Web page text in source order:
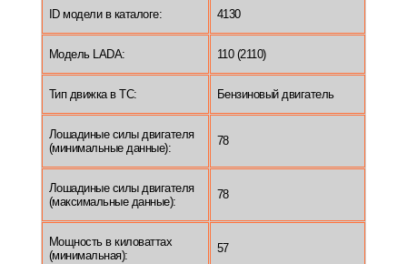
ID модели в каталоге: 4130
Модель LADA: 110 (2110)
Тип движка в ТС: Бензиновый двигатель
Лошадиные силы двигателя
(минимальные данные):
78
Лошадиные силы двигателя
(максимальные данные):
78
Мощность в киловаттах
(минимальная):
57